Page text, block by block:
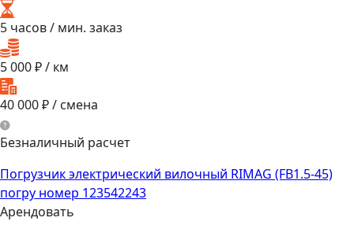
5 часов/ мин. заказ
5 000₽ / км
40 000₽ / смена
Безналичный расчет
Погрузчик электрический вилочный RIMAG (FB1.5-45)
погру номер 123542243
Арендовать